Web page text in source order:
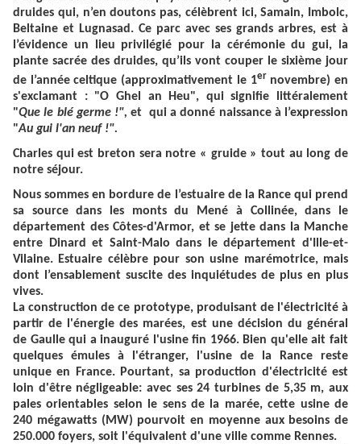
druides qui, n’en doutons pas, célèbrent ici, Samain, Imbolc,
Beltaine et Lugnasad. Ce parc avec ses grands arbres, est à
l’évidence un lieu privilégié pour la cérémonie du gui, la
plante sacrée des druides, qu’ils vont couper le sixième jour
de l’année celtique (approximativement le 1er novembre) en
s'exclamant : "O Ghel an Heu", qui signifie littéralement
"Que le blé germe !", et qui a donné naissance à l’expression
"Au gui l'an neuf !".
Charles qui est breton sera notre « gruide » tout au long de
notre séjour.
Nous sommes en bordure de l’estuaire de la Rance qui prend
sa source dans les monts du Mené à Collinée, dans le
département des Côtes-d'Armor, et se jette dans la Manche
entre Dinard et Saint-Malo dans le département d'Ille-et-
Vilaine. Estuaire célèbre pour son usine marémotrice, mais
dont l’ensablement suscite des inquiétudes de plus en plus
vives.
La construction de ce prototype, produisant de l'électricité à
partir de l'énergie des marées, est une décision du général
de Gaulle qui a inauguré l'usine fin 1966. Bien qu'elle ait fait
quelques émules à l'étranger, l'usine de la Rance reste
unique en France. Pourtant, sa production d'électricité est
loin d'être négligeable: avec ses 24 turbines de 5,35 m, aux
pales orientables selon le sens de la marée, cette usine de
240 mégawatts (MW) pourvoit en moyenne aux besoins de
250.000 foyers, soit l'équivalent d'une ville comme Rennes.